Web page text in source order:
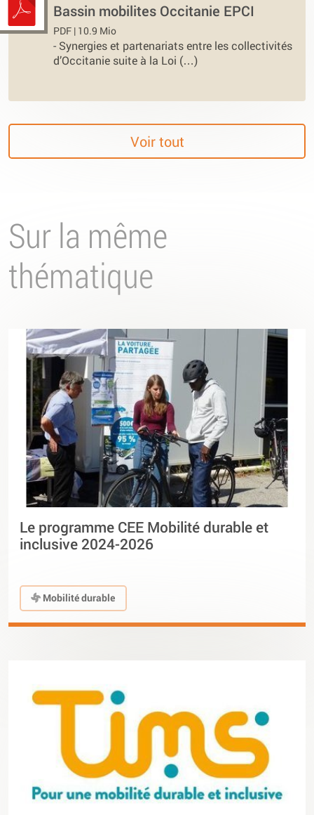
Bassin mobilites Occitanie EPCI
PDF | 10.9 Mio
- Synergies et partenariats entre les collectivités
d’Occitanie suite à la Loi (…)
Voir tout
Sur la même
thématique
Le programme CEE Mobilité durable et
inclusive 2024-2026
Mobilité durable